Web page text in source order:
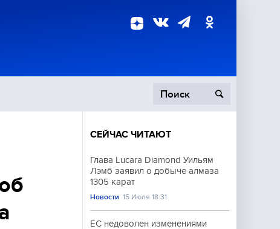
СЕЙЧАС ЧИТАЮТ
Глава Lucara Diamond Уильям
Лэмб заявил о добыче алмаза
1305 карат
Новости 15 Июля 18:31
ЕС недоволен изменениями